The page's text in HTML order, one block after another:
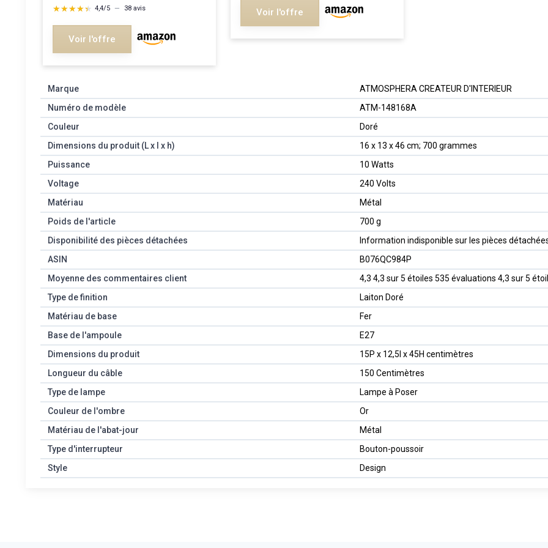
★★★★★
★★★★★ 4,4/5 — 38 avis
Voir l'offre
Voir l'offre
Marque
‎ATMOSPHERA CREATEUR D'INTERIEUR
Numéro de modèle
‎ATM-148168A
Couleur
‎Doré
Dimensions du produit (L x l x h)
‎16 x 13 x 46 cm; 700 grammes
Puissance
‎10 Watts
Voltage
‎240 Volts
Matériau
‎Métal
Poids de l'article
‎700 g
Disponibilité des pièces détachées
‎Information indisponible sur les pièces
ASIN
B076QC984P
Moyenne des commentaires client
4,3 4,3 sur 5 étoiles 535 évaluations 4,3 sur 5
Type de finition
Laiton Doré
Matériau de base
Fer
Base de l'ampoule
E27
Dimensions du produit
15P x 12,5l x 45H centimètres
Longueur du câble
150 Centimètres
Type de lampe
Lampe à Poser
Couleur de l'ombre
Or
Matériau de l'abat-jour
Métal
Type d'interrupteur
Bouton-poussoir
Style
Design